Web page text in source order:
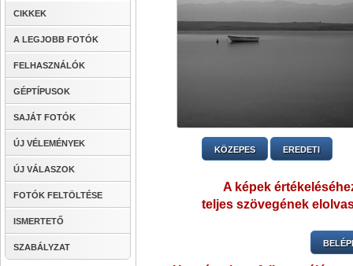
CIKKEK
A LEGJOBB FOTÓK
FELHASZNÁLÓK
GÉPTÍPUSOK
SAJÁT FOTÓK
ÚJ VÉLEMÉNYEK
ÚJ VÁLASZOK
FOTÓK FELTÖLTÉSE
ISMERTETŐ
SZABÁLYZAT
KÖZEPES EREDETI
A képek
teljes szövegének